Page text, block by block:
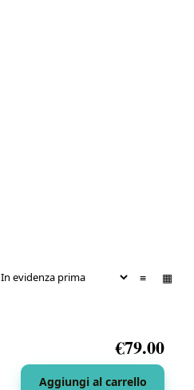
≡ ▦
€79.00
Aggiungi al carrello